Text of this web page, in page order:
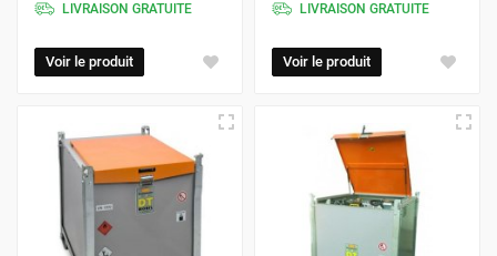
LIVRAISON GRATUITE
Voir le produit
LIVRAISON GRATUITE
Voir le produit